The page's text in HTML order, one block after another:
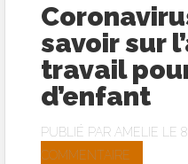
savoir sur
travail
d’enfant
PUBLIÉ PAR AMELIE LE
COMMENTAIRE